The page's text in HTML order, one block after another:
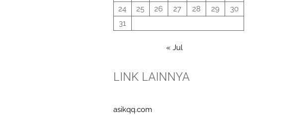
24
25 26 27 28 29
30
31
« Jul
LINK LAINNYA
asikqq.com